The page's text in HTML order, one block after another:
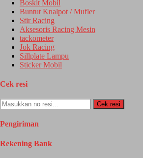
Boskit Mobil
Buntut Knalpot / Mufler
Stir Racing
Aksesoris Racing Mesin
tackometer
Jok Racing
Sillplate Lampu
Sticker Mobil
Cek resi
Cek resi
Pengiriman
Rekening Bank